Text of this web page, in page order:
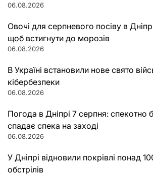
06.08.2026
Овочі для серпневого посіву в
щоб встигнути до морозів
06.08.2026
В Україні встановили нове свято
кібербезпеки
06.08.2026
Погода в Дніпрі 7 серпня: спекотно
спадає спека на заході
06.08.2026
У Дніпрі відновили покрівлі понад
обстрілів